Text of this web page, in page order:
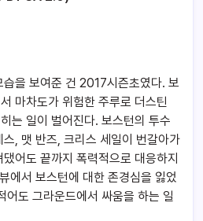
을 보여준 건 2017시즌초였다. 보
마차도가 위험한 주루로 더스틴
는 일이 벌어진다. 보스턴의 투수
, 맷 반즈, 크리스 세일이 번갈아가
어도 끝까지 폭력적으로 대응하지
에서 보스턴에 대한 존경심을 잃었
어도 그라운드에서 싸움을 하는 일